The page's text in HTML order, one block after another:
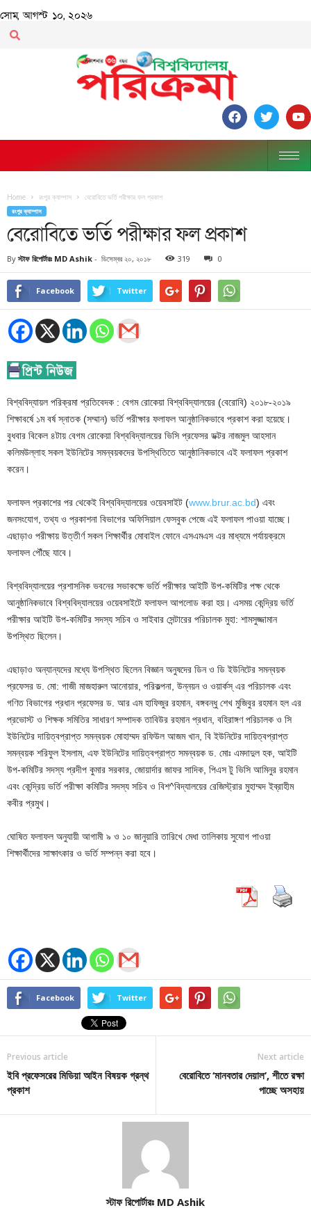
সোম, আগস্ট ১০, ২০২৬
Home রংপুর ক্যাম্পাস বেরোবিতে ভর্তি পরীক্ষার ফল প্রকাশ
রংপুর ক্যাম্পাস
বেরোবিতে ভর্তি পরীক্ষার ফল প্রকাশ
By স্টাফ রিপোর্টারঃ MD Ashik - ডিসেম্বর ২০, ২০১৮ 319 0
Facebook Twitter
বিশ্ববিদ্যায়ল পরিক্রমা প্রতিবেদক : বেগম রোকেয়া বিশ্ববিদ্যালয়ের (বেরোবি) ২০১৮-২০১৯
শিক্ষাবর্ষে ১ম বর্ষ স্নাতক (সম্মান) ভর্তি পরীক্ষার ফলাফল আনুষ্ঠানিকভাবে প্রকাশ করা হয়েছে।
বুধবার বিকেল ৪টায় বেগম রোকেয়া বিশ্ববিদ্যালয়ের ভিসি প্রফেসর ডক্টর নাজমুল আহসান
কলিমউল্লাহ সকল ইউনিটের সমন্বয়কদের উপস্থিতিতে আনুষ্ঠানিকভাবে এই ফলাফল প্রকাশ
করেন।
ফলাফল প্রকাশের পর থেকেই বিশ্ববিদ্যালয়ের ওয়েবসাইট (www.brur.ac.bd) এবং
জনসংযোগ, তথ্য ও প্রকাশনা বিভাগের অফিসিয়াল ফেসবুক পেজে এই ফলাফল পাওয়া যাচ্ছে।
এছাড়াও পরীক্ষায় উত্তীর্ণ সকল শিক্ষার্থীর মোবাইল ফোনে এসএমএস এর মাধ্যমে পর্যায়ক্রমে
ফলাফল পৌঁছে যাবে।
বিশ্ববিদ্যালয়ের প্রশাসনিক ভবনের সভাকক্ষে ভর্তি পরীক্ষার আইটি উপ-কমিটির পক্ষ থেকে
আনুষ্ঠানিকভাবে বিশ্ববিদ্যালয়ের ওয়েবসাইটে ফলাফল আপলোড করা হয়। এসময় কেন্দ্রিয় ভর্তি
পরীক্ষার আইটি উপ-কমিটির সদস্য সচিব ও সাইবার সেন্টারের পরিচালক মুহা: শামসুজ্জামান
উপস্থিত ছিলেন।
এছাড়াও অন্যান্যদের মধ্যে উপস্থিত ছিলেন বিজ্ঞান অনুষদের ডিন ও ডি ইউনিটের সমন্বয়ক
প্রফেসর ড. মো: গাজী মাজহারুল আনোয়ার, পরিকল্পনা, উন্নয়ন ও ওয়ার্কস্ এর পরিচালক এবং
গণিত বিভাগের প্রধান প্রফেসর ড. আর এম হাফিজুর রহমান, বঙ্গবন্ধু শেখ মুজিবুর রহমান হল এর
প্রভোস্ট ও শিক্ষক সমিতির সাধারণ সম্পাদক তাবিউর রহমান প্রধান, বহিরাঙ্গণ পরিচালক ও সি
ইউনিটের দায়িত্বপ্রাপ্ত সমন্বয়ক মোহাম্মদ রফিউল আজম খান, বি ইউনিটের দায়িত্বপ্রাপ্ত
সমন্বয়ক শরিফুল ইসলাম, এফ ইউনিটের দায়িত্বপ্রাপ্ত সমন্বয়ক ড. মোঃ এমদাদুল হক, আইটি
উপ-কমিটির সদস্য প্রদীপ কুমার সরকার, জোয়ার্দার জাফর সাদিক, পিএস টু ভিসি আমিনুর রহমান
এবং কেন্দ্রিয় ভর্তি পরীক্ষা কমিটির সদস্য সচিব ও বিশ^বিদ্যালয়ের রেজিস্ট্রার মুহাম্মদ ইব্রাহীম
কবীর প্রমুখ।
ঘোষিত ফলাফল অনুযায়ী আগামী ৯ ও ১০ জানুয়ারি তারিখে মেধা তালিকায় সুযোগ পাওয়া
শিক্ষার্থীদের সাক্ষাৎকার ও ভর্তি সম্পন্ন করা হবে।
Facebook Twitter
Previous article
ইবি প্রফেসরের মিডিয়া আইন বিষয়ক গ্রন্থ
প্রকাশ
Next article
বেরোবিতে ‘মানবতার দেয়াল’, শীতে রক্ষা
পাচ্ছে অসহায়
স্টাফ রিপোর্টারঃ MD Ashik